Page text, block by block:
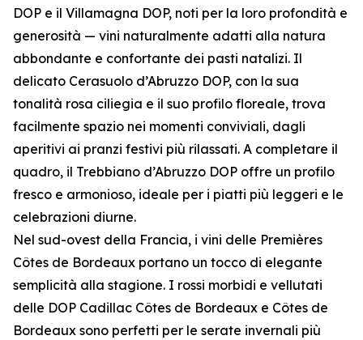
DOP e il Villamagna DOP, noti per la loro profondità e
generosità — vini naturalmente adatti alla natura
abbondante e confortante dei pasti natalizi. Il
delicato Cerasuolo d’Abruzzo DOP, con la sua
tonalità rosa ciliegia e il suo profilo floreale, trova
facilmente spazio nei momenti conviviali, dagli
aperitivi ai pranzi festivi più rilassati. A completare il
quadro, il Trebbiano d’Abruzzo DOP offre un profilo
fresco e armonioso, ideale per i piatti più leggeri e le
celebrazioni diurne.
Nel sud-ovest della Francia, i vini delle Premières
Côtes de Bordeaux portano un tocco di elegante
semplicità alla stagione. I rossi morbidi e vellutati
delle DOP Cadillac Côtes de Bordeaux e Côtes de
Bordeaux sono perfetti per le serate invernali più